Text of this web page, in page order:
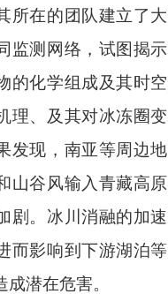
所在的团队建立了
监测网络，试图揭
的化学组成及其时
理、及其对冰冻圈
发现，南亚等周边
山谷风输入青藏高
剧。冰川消融的加
而影响到下游湖泊
潜在危害。